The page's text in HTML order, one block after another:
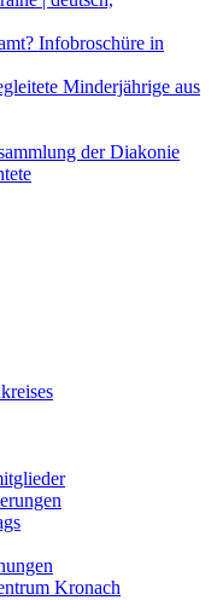
Infobroschüre in
Minderjährige aus
der Diakonie
Kronach